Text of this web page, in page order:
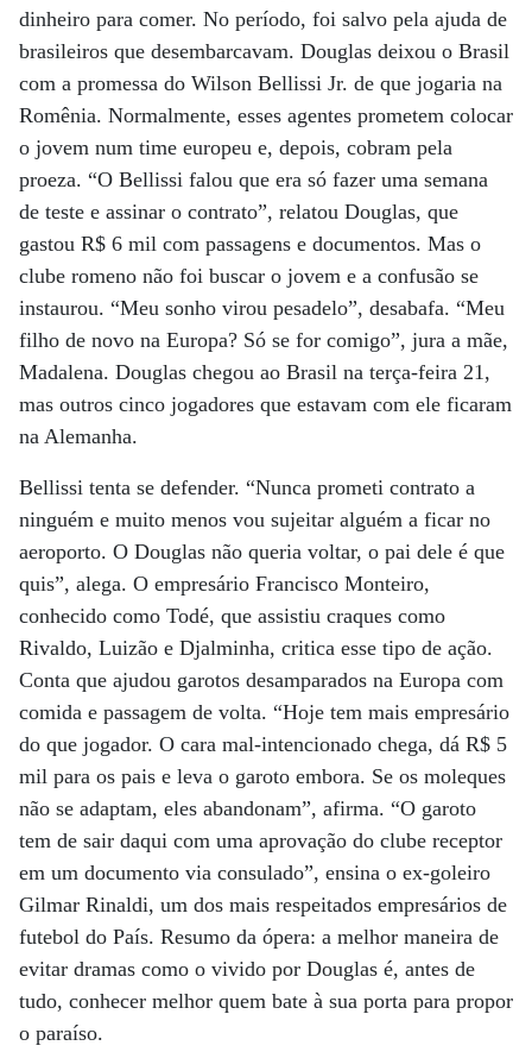
dinheiro para comer. No período, foi salvo pela ajuda de
brasileiros que desembarcavam. Douglas deixou o Brasil
com a promessa do Wilson Bellissi Jr. de que jogaria na
Romênia. Normalmente, esses agentes prometem colocar
o jovem num time europeu e, depois, cobram pela
proeza. “O Bellissi falou que era só fazer uma semana
de teste e assinar o contrato”, relatou Douglas, que
gastou R$ 6 mil com passagens e documentos. Mas o
clube romeno não foi buscar o jovem e a confusão se
instaurou. “Meu sonho virou pesadelo”, desabafa. “Meu
filho de novo na Europa? Só se for comigo”, jura a mãe,
Madalena. Douglas chegou ao Brasil na terça-feira 21,
mas outros cinco jogadores que estavam com ele ficaram
na Alemanha.
Bellissi tenta se defender. “Nunca prometi contrato a
ninguém e muito menos vou sujeitar alguém a ficar no
aeroporto. O Douglas não queria voltar, o pai dele é que
quis”, alega. O empresário Francisco Monteiro,
conhecido como Todé, que assistiu craques como
Rivaldo, Luizão e Djalminha, critica esse tipo de ação.
Conta que ajudou garotos desamparados na Europa com
comida e passagem de volta. “Hoje tem mais empresário
do que jogador. O cara mal-intencionado chega, dá R$ 5
mil para os pais e leva o garoto embora. Se os moleques
não se adaptam, eles abandonam”, afirma. “O garoto
tem de sair daqui com uma aprovação do clube receptor
em um documento via consulado”, ensina o ex-goleiro
Gilmar Rinaldi, um dos mais respeitados empresários de
futebol do País. Resumo da ópera: a melhor maneira de
evitar dramas como o vivido por Douglas é, antes de
tudo, conhecer melhor quem bate à sua porta para propor
o paraíso.